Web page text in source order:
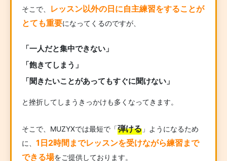
そこで、
レッスン以外の日に自主練習をすることが
とても重要になってくるのですが、
「一人だと集中できない」
「飽きてしまう」
「聞きたいことがあってもすぐに聞けない」
と挫折してしまうきっかけも多くなってきます。
そこで、MUZYXでは最短で「弾ける」ようになるため
に、 1日2時間までレッスンを受けながら練習まで
できる場をご提供しております。